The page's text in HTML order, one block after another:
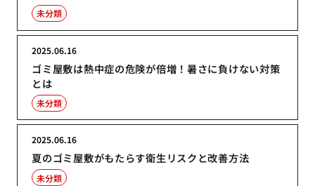
未分類
ゴミ屋敷は熱中症の危険が倍増！暑さに負けない対策
とは
2025.06.16
未分類
夏のゴミ屋敷がもたらす衛生リスクと改善方法
2025.06.16
未分類